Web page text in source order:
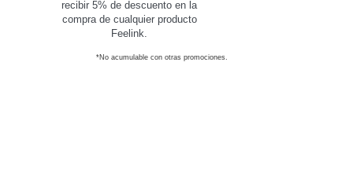
recibir 5% de descuento en la
compra de cualquier producto
Feelink.
*No acumulable con otras promociones.